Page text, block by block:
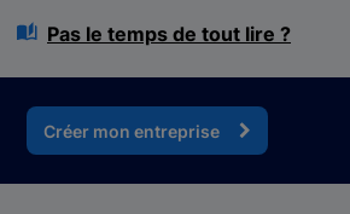
Pas le temps de tout lire ?
Créer mon entreprise